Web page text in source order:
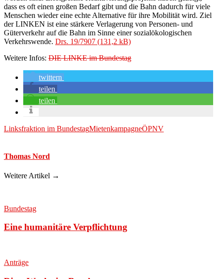
dass es oft einen großen Bedarf gibt und die Bahn dadurch für viele
Menschen wieder eine echte Alternative für ihre Mobilität wird. Ziel
der LINKEN ist eine stärkere Verlagerung von Personen- und
Güterverkehr auf die Bahn im Sinne einer sozialökologischen
Verkehrswende. Drs. 19/7907
Weitere Infos: DIE LINKE im Bundestag
twittern
teilen
teilen
Linksfraktion im BundestagMietenkampagneÖPNV
Thomas Nord
Weitere Artikel →
Bundestag
Eine humanitäre Verpflichtung
Anträge